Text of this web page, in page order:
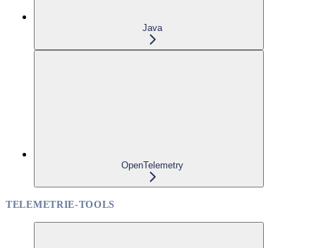
Java
OpenTelemetry
TELEMETRIE-TOOLS